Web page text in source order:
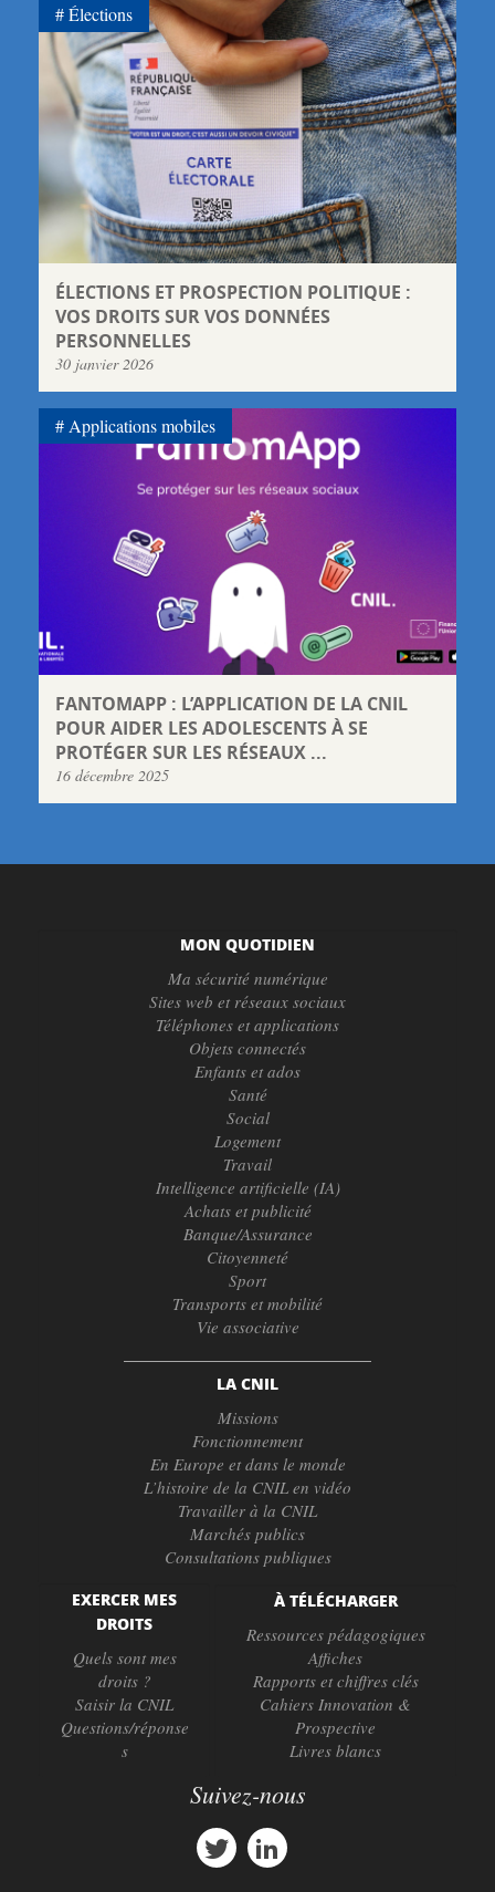
ÉLECTIONS ET PROSPECTION POLITIQUE :
VOS DROITS SUR VOS DONNÉES
PERSONNELLES
30 janvier 2026
Élections
FANTOMAPP : L’APPLICATION DE LA CNIL
POUR AIDER LES ADOLESCENTS À SE
PROTÉGER SUR LES RÉSEAUX ...
16 décembre 2025
Applications mobiles
MON QUOTIDIEN
Ma sécurité numérique
Sites web et réseaux sociaux
Téléphones et applications
Objets connectés
Enfants et ados
Santé
Social
Logement
Travail
Intelligence artificielle (IA)
Achats et publicité
Banque/Assurance
Citoyenneté
Sport
Transports et mobilité
Vie associative
LA CNIL
Missions
Fonctionnement
En Europe et dans le monde
L’histoire de la CNIL en vidéo
Travailler à la CNIL
Marchés publics
Consultations publiques
EXERCER MES
DROITS
Quels sont mes
droits ?
Saisir la CNIL
Questions/réponse
s
À TÉLÉCHARGER
Ressources pédagogiques
Affiches
Rapports et chiffres clés
Cahiers Innovation &
Prospective
Livres blancs
Suivez-nous